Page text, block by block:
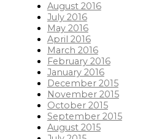
August 2016
July 2016
May 2016
April 2016
March 2016
February 2016
January 2016
December 2015
November 2015
October 2015
September 2015
August 2015